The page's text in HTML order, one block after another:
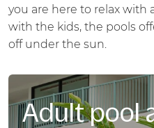
you are here to relax with
with the kids, the pools
off under the sun.
Adult pool